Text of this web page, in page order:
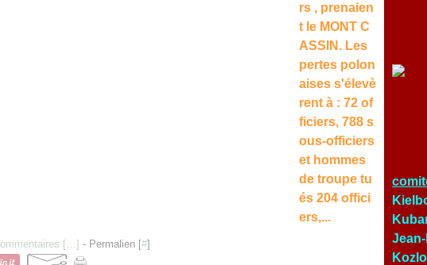
rs , prenaien
t le MONT C
ASSIN. Les
pertes polon
aises s'élevè
rent à : 72 of
ficiers, 788 s
ous-officiers
et hommes
de troupe tu
és 204 offici
ers,...
[…] - Permalien [#]